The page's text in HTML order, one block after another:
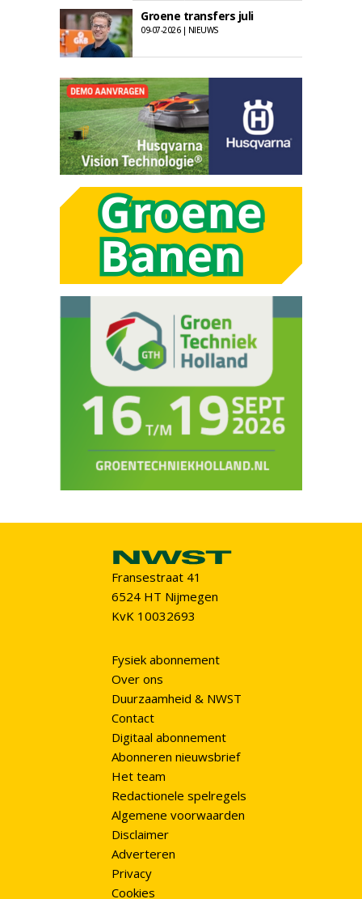
Groene transfers juli
09-07-2026 | NIEUWS
Fransestraat 41
6524 HT Nijmegen
KvK 10032693
Fysiek abonnement
Over ons
Duurzaamheid & NWST
Contact
Digitaal abonnement
Abonneren nieuwsbrief
Het team
Redactionele spelregels
Algemene voorwaarden
Disclaimer
Adverteren
Privacy
Cookies